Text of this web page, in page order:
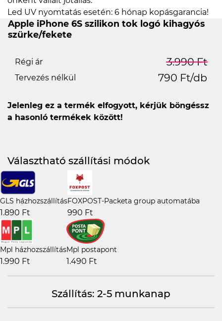
Led UV nyomtatás esetén: 6 hónap kopásgarancia!
Apple iPhone 6S szilikon tok logó kihagyós
szürke/fekete
Régi ár 3.990 Ft
Tervezés nélkül 790 Ft/db
Jelenleg ez a termék elfogyott, kérjük böngéssz
a hasonló termékek között!
Választható szállítási módok
GLS házhozszállítás
1.890 Ft
FOXPOST-Packeta group automatába
990 Ft
Mpl házhozszállítás
1.990 Ft
Mpl postapont
1.490 Ft
Szállítás: 2-5 munkanap